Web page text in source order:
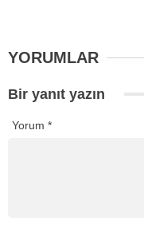
YORUMLAR
Bir yanıt yazın
Yorum *